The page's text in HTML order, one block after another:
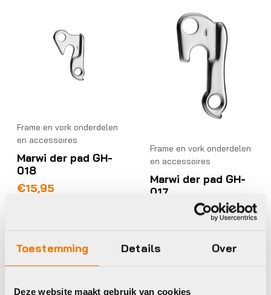
Toestemming Details Over
Deze website maakt gebruik van cookies
Frame en vork onderdelen
en accessoires
Marwi der pad GH-
018
€15,95
Frame en vork onderdelen
en accessoires
Marwi der pad GH-
017
Op voorraad in winkel